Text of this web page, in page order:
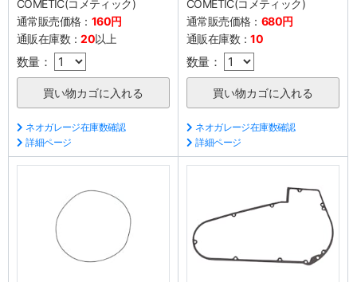
COMETIC(コメティック)
通常販売価格： 160円
通販在庫数：20以上
数量：
ネオガレージ在庫数確認
詳細ページ
COMETIC(コメティック)
通常販売価格： 680円
通販在庫数：10
数量：
ネオガレージ在庫数確認
詳細ページ